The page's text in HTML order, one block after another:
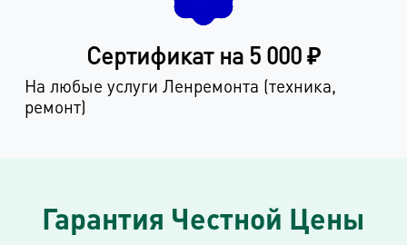
Сертификат на 5 000 ₽
На любые услуги Ленремонта (техника,
ремонт)
Гарантия Честной Цены